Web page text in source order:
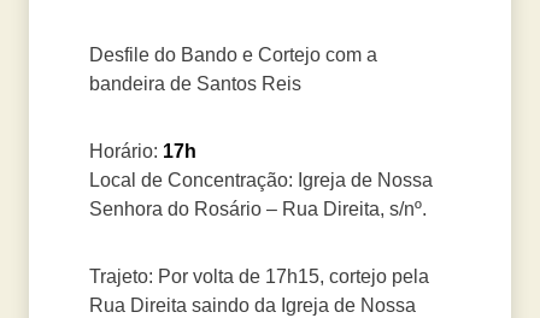
Desfile do Bando e Cortejo com a
bandeira de Santos Reis
Horário: 17h
Local de Concentração: Igreja de Nossa
Senhora do Rosário – Rua Direita, s/nº.
Trajeto: Por volta de 17h15, cortejo pela
Rua Direita saindo da Igreja de Nossa